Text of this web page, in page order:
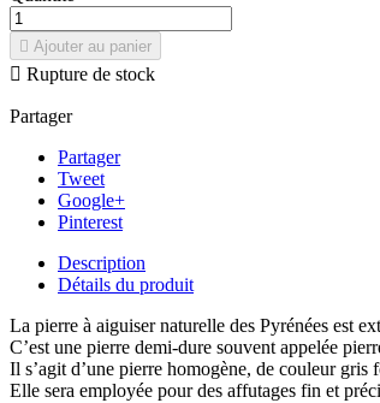
 Ajouter au panier
 Rupture de stock
Partager
Partager
Tweet
Google+
Pinterest
Description
Détails du produit
La pierre à aiguiser naturelle des Pyrénées est
C’est une pierre demi-dure souvent appelée
Il s’agit d’une pierre homogène, de couleur gris
Elle sera employée pour des affutages fin et